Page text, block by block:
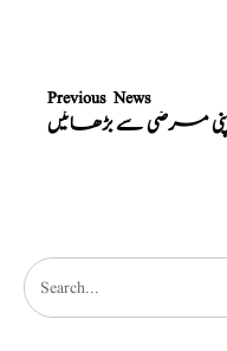
Previous News